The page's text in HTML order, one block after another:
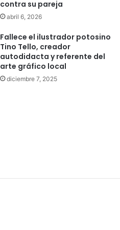
contra su pareja
abril 6, 2026
Fallece el ilustrador potosino
Tino Tello, creador
autodidacta y referente del
arte gráfico local
diciembre 7, 2025